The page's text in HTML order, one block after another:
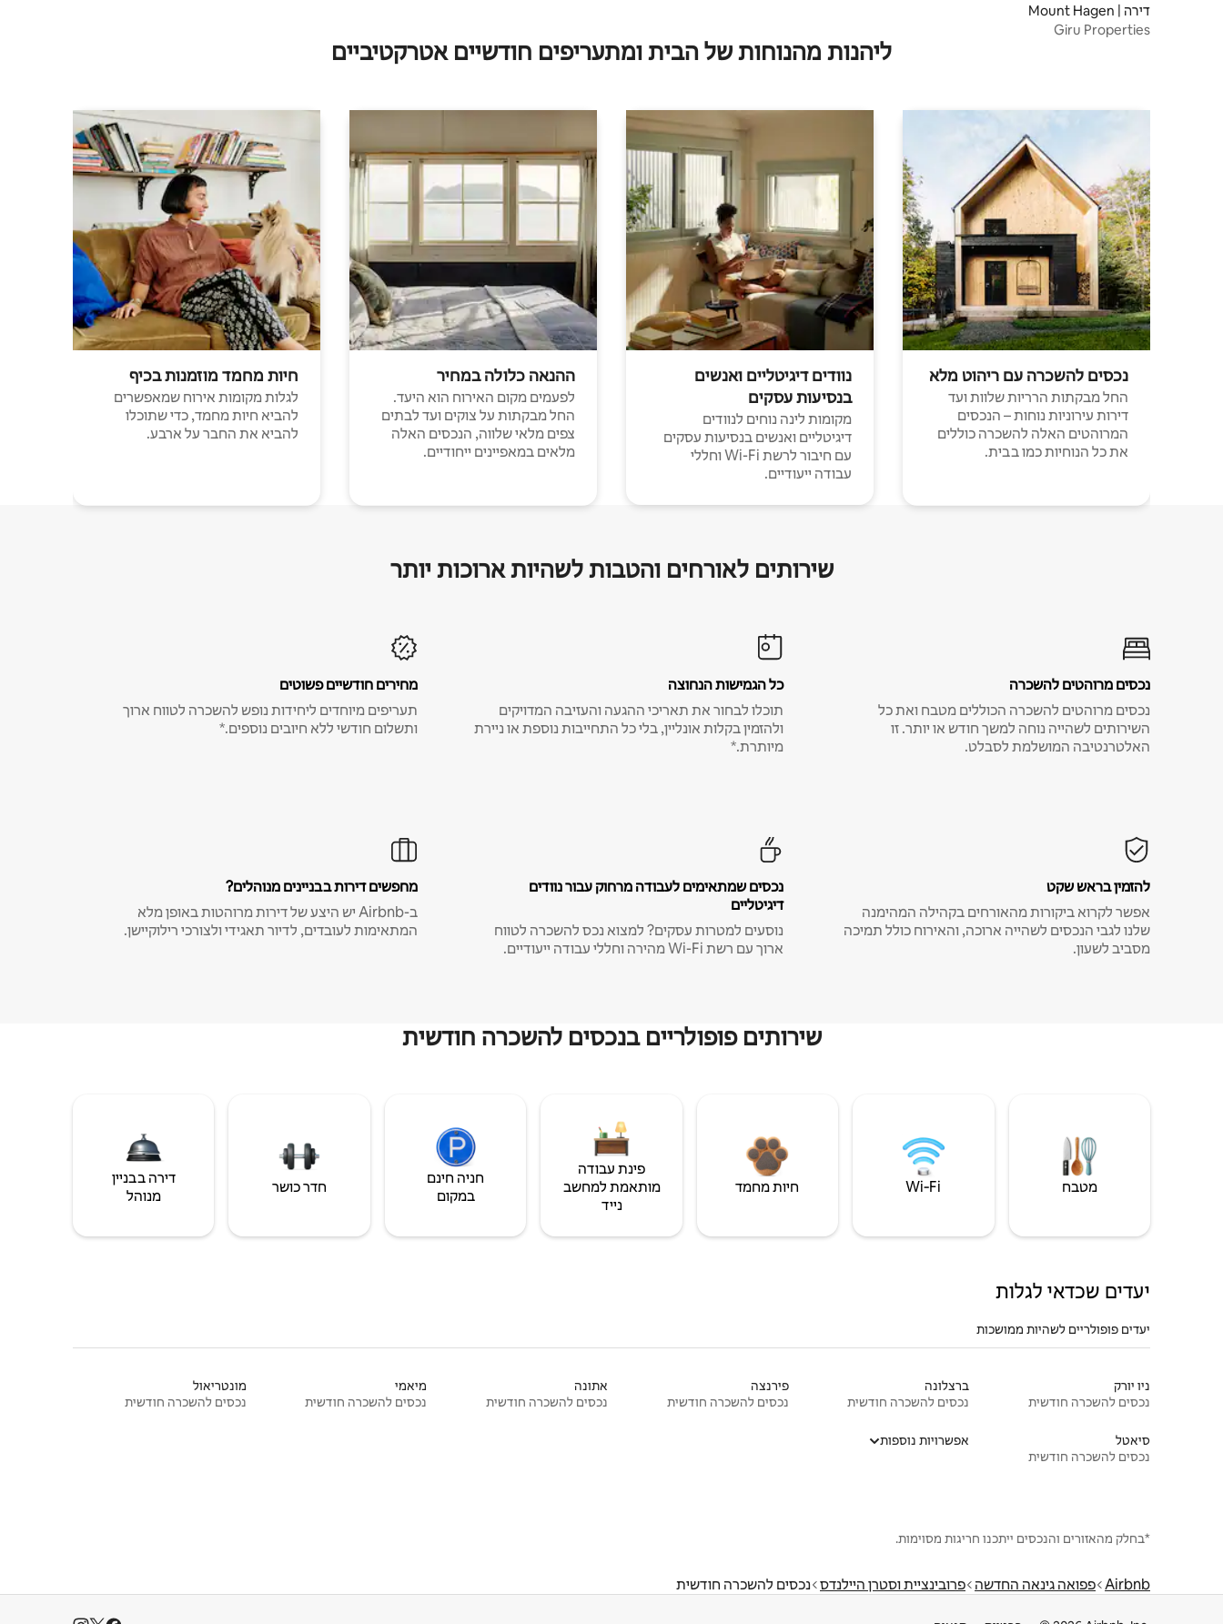
דירה | Mount Hagen
Giru Properties
ליהנות מהנוחות של הבית ומתעריפים חודשיים אטרקטיביים
נכסים להשכרה עם ריהוט מלא
החל מבקתות הרריות שלוות ועד
דירות עירוניות נוחות – הנכסים
המרוהטים האלה להשכרה כוללים
את כל הנוחיות כמו בבית.
נוודים דיגיטליים ואנשים
בנסיעות עסקים
מקומות לינה נוחים לנוודים
דיגיטליים ואנשים בנסיעות עסקים
עם חיבור לרשת Wi-Fi וחללי
עבודה ייעודיים.
ההנאה כלולה במחיר
לפעמים מקום האירוח הוא היעד.
החל מבקתות על צוקים ועד לבתים
צפים מלאי שלווה, הנכסים האלה
מלאים במאפיינים ייחודיים.
חיות מחמד מוזמנות בכיף
לגלות מקומות אירוח שמאפשרים
להביא חיות מחמד, כדי שתוכלו
להביא את החבר על ארבע.
שירותים לאורחים והטבות לשהיות ארוכות יותר
נכסים מרוהטים להשכרה
נכסים מרוהטים להשכרה הכוללים מטבח ואת כל
השירותים לשהייה נוחה למשך חודש או יותר. זו
האלטרנטיבה המושלמת לסבלט.
כל הגמישות הנחוצה
תוכלו לבחור את תאריכי ההגעה והעזיבה המדויקים
ולהזמין בקלות אונליין, בלי כל התחייבות נוספת או ניירת
מיותרת.*
מחירים חודשיים פשוטים
תעריפים מיוחדים ליחידות נופש להשכרה לטווח ארוך
ותשלום חודשי ללא חיובים נוספים.*
להזמין בראש שקט
אפשר לקרוא ביקורות מהאורחים בקהילה המהימנה
שלנו לגבי הנכסים לשהייה ארוכה, והאירוח כולל תמיכה
מסביב לשעון.
נכסים שמתאימים לעבודה מרחוק עבור נוודים
דיגיטליים
נוסעים למטרות עסקים? למצוא נכס להשכרה לטווח
ארוך עם רשת Wi-Fi מהירה וחללי עבודה ייעודיים.
מחפשים דירות בבניינים מנוהלים?
ב-Airbnb יש היצע של דירות מרוהטות באופן מלא
המתאימות לעובדים, לדיור תאגידי ולצורכי רילוקיישן.
שירותים פופולריים בנכסים להשכרה חודשית
מטבח Wi‑Fi חיות מחמד
פינת עבודה
מותאמת למחשב
נייד
חניה חינם
במקום
חדר כושר
דירה בבניין
מנוהל
יעדים שכדאי לגלות
יעדים פופולריים לשהיות ממושכות
ניו יורק
נכסים להשכרה חודשית
ברצלונה
נכסים להשכרה חודשית
פירנצה
נכסים להשכרה חודשית
אתונה
נכסים להשכרה חודשית
מיאמי
נכסים להשכרה חודשית
מונטריאול
נכסים להשכרה חודשית
סיאטל
נכסים להשכרה חודשית
אפשרויות נוספות
*בחלק מהאזורים והנכסים ייתכנו חריגות מסוימות.
Airbnb פפואה גינאה החדשה פרובינציית וסטרן היילנדס נכסים להשכרה חודשית